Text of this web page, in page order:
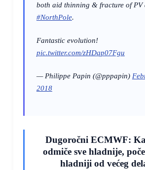
both aid thinning & fracture of PV
#NorthPole.
Fantastic evolution!
pic.twitter.com/zHDqp07Fgu
— Philippe Papin (@pppapin)
2018
Dugoročni ECMWF:
odmiče sve hladnije,
hladniji od većeg